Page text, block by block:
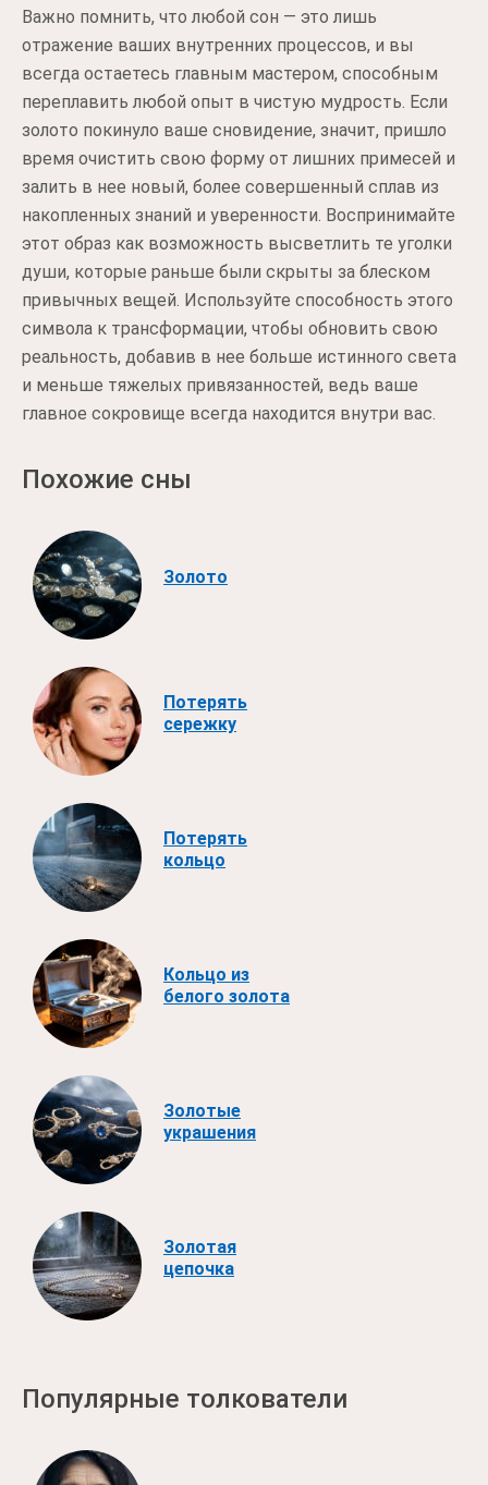
Важно помнить, что любой сон — это лишь
отражение ваших внутренних процессов, и вы
всегда остаетесь главным мастером, способным
переплавить любой опыт в чистую мудрость. Если
золото покинуло ваше сновидение, значит, пришло
время очистить свою форму от лишних примесей и
залить в нее новый, более совершенный сплав из
накопленных знаний и уверенности. Воспринимайте
этот образ как возможность высветлить те уголки
души, которые раньше были скрыты за блеском
привычных вещей. Используйте способность этого
символа к трансформации, чтобы обновить свою
реальность, добавив в нее больше истинного света
и меньше тяжелых привязанностей, ведь ваше
главное сокровище всегда находится внутри вас.
Похожие сны
Золото
Потерять
сережку
Потерять
кольцо
Кольцо из
белого золота
Золотые
украшения
Золотая
цепочка
Популярные толкователи